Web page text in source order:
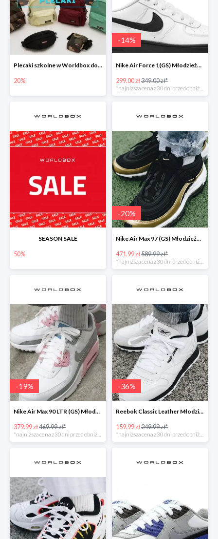
Plecaki szkolne w Worldbox do -20%
20%
-14%
Nike Air Force 1(GS) Młodzieżowe Białe
299.00 zł349.00 zł*
*najniższa cena z 30 dni przed obniżką
SEASON SALE
50%
-20%
Nike Air Max 97 (GS) Młodzieżowe Czarne
471.99 zł589.99 zł*
-19%
Nike Air Max 90 LTR (GS) Młodzieżowe Białe
379.99 zł469.99 zł*
*najniższa cena z 30 dni przed obniżką
-36%
Reebok Classic Leather Młodzieżowe Białe
159.99 zł249.99 zł*
*najniższa cena z 30 dni przed obniżką